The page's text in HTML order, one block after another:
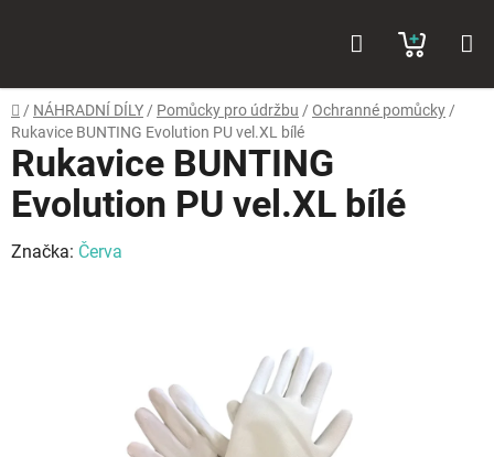
KOŠÍK
Domů
/ NÁHRADNÍ DÍLY / Pomůcky pro údržbu / Ochranné pomůcky /
Rukavice BUNTING Evolution PU vel.XL bílé
Rukavice BUNTING
Evolution PU vel.XL bílé
Značka: Červa